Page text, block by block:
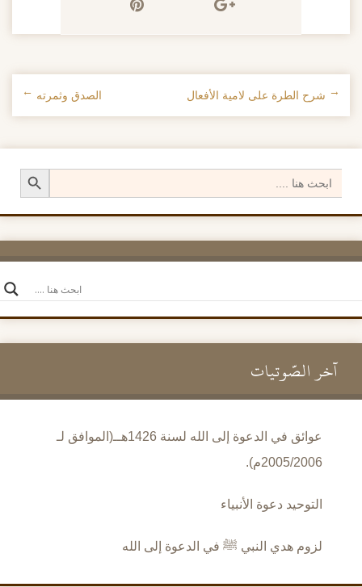
تصفح الإدراجات
← شرح الطرة على لامية الأفعال الصدق وثمرته →
for:
Search Button
آخر الصَّوتيات
عوائق في الدعوة إلى الله لسنة 1426هــ(الموافق لـ
2005/2006م).
التوحيد دعوة الأنبياء
لزوم هدي النبي ﷺ في الدعوة إلى الله